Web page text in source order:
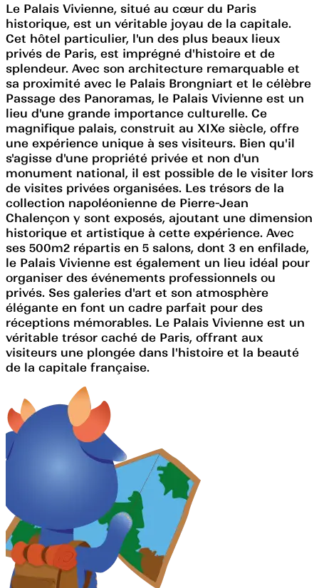
Le Palais Vivienne, situé au cœur du Paris
historique, est un véritable joyau de la capitale.
Cet hôtel particulier, l'un des plus beaux lieux
privés de Paris, est imprégné d'histoire et de
splendeur. Avec son architecture remarquable et
sa proximité avec le Palais Brongniart et le célèbre
Passage des Panoramas, le Palais Vivienne est un
lieu d'une grande importance culturelle. Ce
magnifique palais, construit au XIXe siècle, offre
une expérience unique à ses visiteurs. Bien qu'il
s'agisse d'une propriété privée et non d'un
monument national, il est possible de le visiter lors
de visites privées organisées. Les trésors de la
collection napoléonienne de Pierre-Jean
Chalençon y sont exposés, ajoutant une dimension
historique et artistique à cette expérience. Avec
ses 500m2 répartis en 5 salons, dont 3 en enfilade,
le Palais Vivienne est également un lieu idéal pour
organiser des événements professionnels ou
privés. Ses galeries d'art et son atmosphère
élégante en font un cadre parfait pour des
réceptions mémorables. Le Palais Vivienne est un
véritable trésor caché de Paris, offrant aux
visiteurs une plongée dans l'histoire et la beauté
de la capitale française.